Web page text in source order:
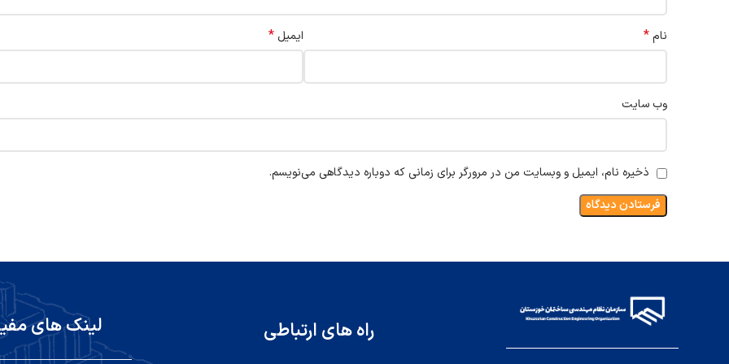
نام* ایمیل *
وب‌ سایت
ذخیره نام، ایمیل و وبسایت من در مرورگر برای زمانی که دوباره دیدگاهی می‌نویسم.
راه های ارتباطی لینک های